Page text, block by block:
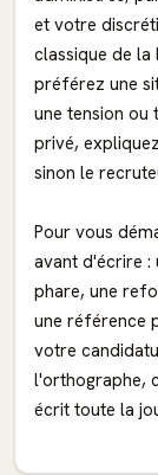
et votre
classique de la
préférez une
une tension ou
privé,
sinon le
Pour vous
avant d'écrire :
phare, une
une référence
votre
l'orthographe,
écrit toute la